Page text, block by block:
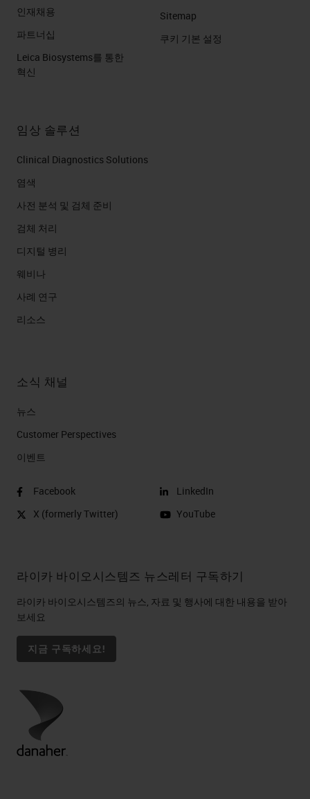
인재채용
파트너십
Leica Biosystems를 통한
혁신
Sitemap
쿠키 기본 설정
임상 솔루션
Clinical Diagnostics Solutions
염색
사전 분석 및 검체 준비
검체 처리
디지털 병리
웨비나
사례 연구
리소스
소식 채널
뉴스
Customer Perspectives​
이벤트
Facebook
X (formerly Twitter)
LinkedIn
YouTube
라이카 바이오시스템즈 뉴스레터 구독하기
라이카 바이오시스템즈의 뉴스, 자료 및 행사에 대한 내용을 받아
보세요
지금 구독하세요!